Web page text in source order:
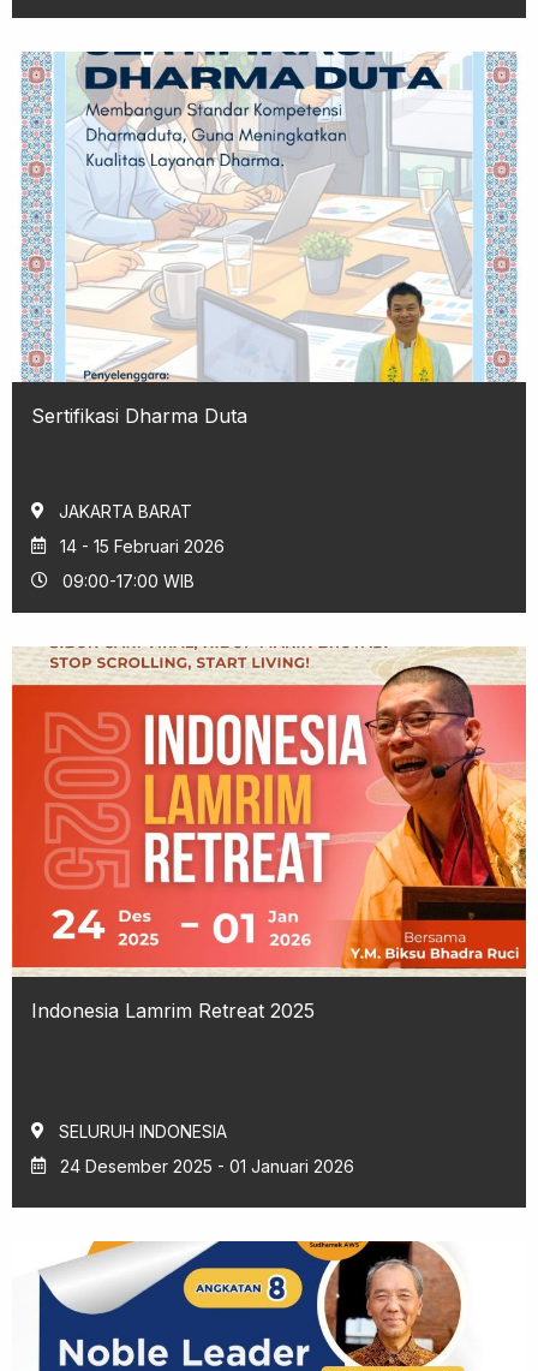
Sertifikasi Dharma Duta
JAKARTA BARAT
14 - 15 Februari 2026
09:00-17:00 WIB
Indonesia Lamrim Retreat 2025
SELURUH INDONESIA
24 Desember 2025 - 01 Januari 2026